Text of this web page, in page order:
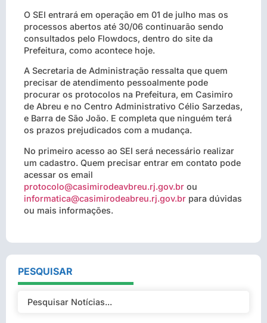
O SEI entrará em operação em 01 de julho mas os
processos abertos até 30/06 continuarão sendo
consultados pelo Flowdocs, dentro do site da
Prefeitura, como acontece hoje.
A Secretaria de Administração ressalta que quem
precisar de atendimento pessoalmente pode
procurar os protocolos na Prefeitura, em Casimiro
de Abreu e no Centro Administrativo Célio Sarzedas,
e Barra de São João. E completa que ninguém terá
os prazos prejudicados com a mudança.
No primeiro acesso ao SEI será necessário realizar
um cadastro. Quem precisar entrar em contato pode
acessar os email
protocolo@casimirodeavbreu.rj.gov.br ou
informatica@casimirodeabreu.rj.gov.br para dúvidas
ou mais informações.
PESQUISAR